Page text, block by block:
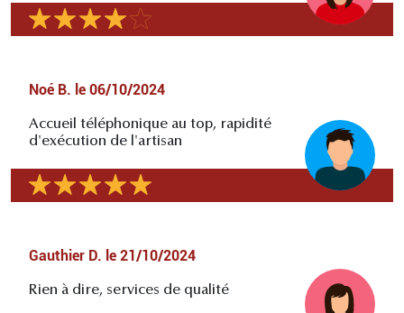
Noé B. le 06/10/2024
Accueil téléphonique au top, rapidité
d'exécution de l'artisan
Gauthier D. le 21/10/2024
Rien à dire, services de qualité